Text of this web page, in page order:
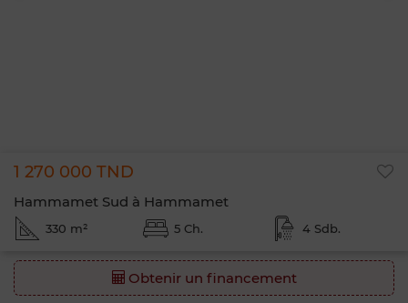
1 270 000 TND
Hammamet Sud à Hammamet
330 m² 5 Ch. 4 Sdb.
Obtenir un financement